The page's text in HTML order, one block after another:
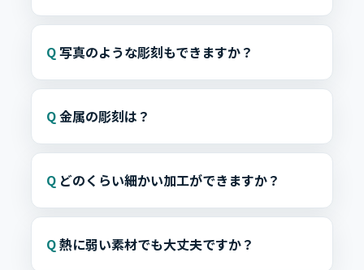
写真のような彫刻もできますか？
金属の彫刻は？
どのくらい細かい加工ができますか？
熱に弱い素材でも大丈夫ですか？